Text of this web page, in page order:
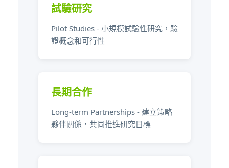
試驗研究
Pilot Studies - 小規模試驗性研究，驗
證概念和可行性
長期合作
Long-term Partnerships - 建立策略
夥伴關係，共同推進研究目標